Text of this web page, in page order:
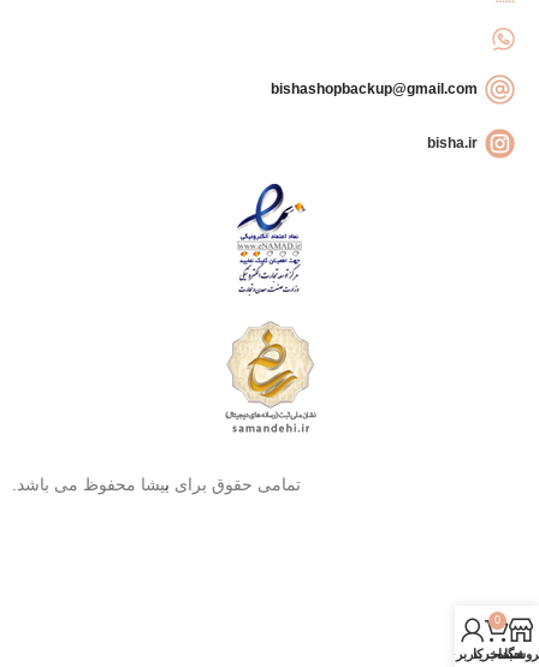
bisha.ir
تمامی حقوق برای بیشا محفوظ می باشد.
0
سبد خرید
حساب کاربری من